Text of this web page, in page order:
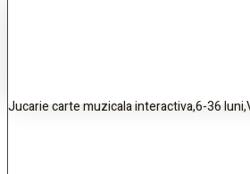
Jucarie carte muzicala interactiva,6-36